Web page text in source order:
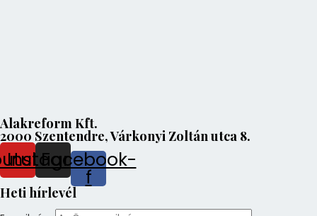
Alakreform Kft.
2000 Szentendre, Várkonyi Zoltán utca 8.
Instagram
Facebook-
f
Heti hírlevél